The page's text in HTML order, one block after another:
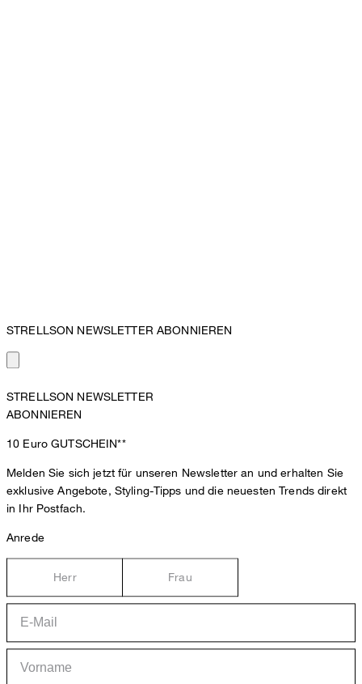
STRELLSON NEWSLETTER ABONNIEREN
STRELLSON NEWSLETTER
ABONNIEREN
10 EuroGUTSCHEIN**
Melden Sie sich jetzt für unseren Newsletter an und erhalten Sie
exklusive Angebote, Styling-Tipps und die neuesten Trends direkt
in Ihr Postfach.
Anrede
Herr Frau